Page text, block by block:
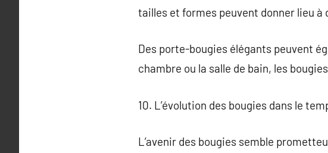
tailles et formes peuvent donner lieu
Des porte-bougies élégants peuvent
chambre ou la salle de bain, les
10. L’évolution des bougies dans le
L’avenir des bougies semble